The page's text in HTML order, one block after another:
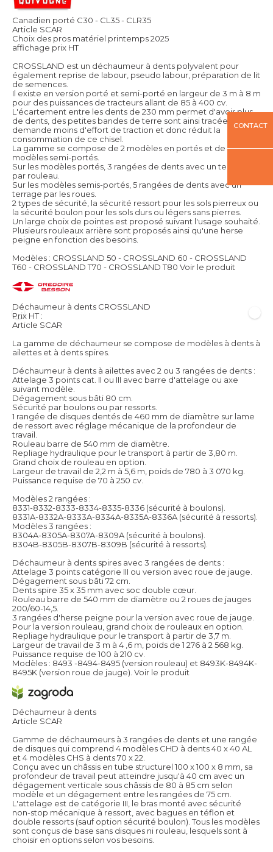
Canadien porté C30 - CL35 - CLR35
Article SCAR
Choix des pros matériel printemps 2025
affichage prix HT
CROSSLAND est un déchaumeur à dents polyvalent pour
également reprise de labour, pseudo labour, préparation de lit
de semences.
Il existe en version porté et semi-porté en largeur de 3 m à 8 m
pour des puissances de tracteurs allant de 85 à 400 cv.
L'écartement entre les dents de 230 mm permet d'avoir plus
de dents, des petites bandes de terre sont ainsi tracée ce qui
demande moins d'effort de traction et donc réduit la
consommation de ce chisel.
La gamme se compose de 2 modèles en portés et de 3
modèles semi-portés.
Sur les modèles portés, 3 rangées de dents avec un terrage
par rouleau.
Sur les modèles semis-portés, 5 rangées de dents avec un
terrage par les roues.
2 types de sécurité, la sécurité ressort pour les sols pierreux ou
la sécurité boulon pour les sols durs ou légers sans pierres.
Un large choix de pointes est proposé suivant l'usage souhaité.
Plusieurs rouleaux arrière sont proposés ainsi qu'une herse
peigne en fonction des besoins.
Modèles : CROSSLAND 50 - CROSSLAND 60 - CROSSLAND
T60 - CROSSLAND T70 - CROSSLAND T80 Voir le produit
Déchaumeur à dents CROSSLAND
Prix HT :
Article SCAR
La gamme de déchaumeur se compose de modèles à dents à
ailettes et à dents spires.
Déchaumeur à dents à ailettes avec 2 ou 3 rangées de dents :
Attelage 3 points cat. II ou III avec barre d'attelage ou axe
suivant modèle.
Dégagement sous bâti 80 cm.
Sécurité par boulons ou par ressorts.
1 rangée de disques dentés de 460 mm de diamètre sur lame
de ressort avec réglage mécanique de la profondeur de
travail.
Rouleau barre de 540 mm de diamètre.
Repliage hydraulique pour le transport à partir de 3,80 m.
Grand choix de rouleau en option.
Largeur de travail de 2,2 m à 5,6 m, poids de 780 à 3 070 kg.
Puissance requise de 70 à 250 cv.
Modèles 2 rangées :
8331-8332-8333-8334-8335-8336 (sécurité à boulons).
8331A-8332A-8333A-8334A-8335A-8336A (sécurité à ressorts).
Modèles 3 rangées :
8304A-8305A-8307A-8309A (sécurité à boulons).
8304B-8305B-8307B-8309B (sécurité à ressorts).
Déchaumeur à dents spires avec 3 rangées de dents :
Attelage 3 points catégorie III ou version avec roue de jauge.
Dégagement sous bâti 72 cm.
Dents spire 35 x 35 mm avec soc double cœur.
Rouleau barre de 540 mm de diamètre ou 2 roues de jauges
200/60-14,5.
3 rangées d'herse peigne pour la version avec roue de jauge.
Pour la version rouleau, grand choix de rouleaux en option.
Repliage hydraulique pour le transport à partir de 3,7 m.
Largeur de travail de 3 m à 4 ,6 m, poids de 1 276 à 2 568 kg.
Puissance requise de 100 à 210 cv.
Modèles : 8493 -8494-8495 (version rouleau) et 8493K-8494K-
8495K (version roue de jauge). Voir le produit
Déchaumeur à dents
Article SCAR
Gamme de déchaumeurs à 3 rangées de dents et une rangée
de disques qui comprend 4 modèles CHD à dents 40 x 40 AL
et 4 modèles CHS à dents 70 x 22.
Conçu avec un châssis en tube structurel 100 x 100 x 8 mm, sa
profondeur de travail peut atteindre jusqu'à 40 cm avec un
dégagement verticale sous châssis de 80 à 85 cm selon
modèle et un dégagement entre les rangées de 75 cm.
L'attelage est de catégorie III, le bras monté avec sécurité
non-stop mécanique à ressort, avec bagues en téflon et
double ressorts (sauf option sécurité boulon). Tous les modèles
sont conçus de base sans disques ni rouleau, lesquels sont à
choisir en options selon vos besoins.
CONTACT